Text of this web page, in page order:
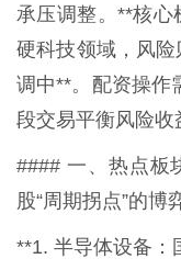
承压调整。**核
硬科技领域，风
调中**。配资操作
段交易平衡风险收
#### 一、热点板
股“周期拐点”的博
**1. 半导体设备：